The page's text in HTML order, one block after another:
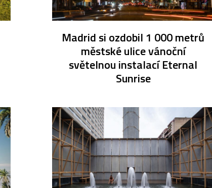
Madrid si ozdobil 1 000 metrů
městské ulice vánoční
světelnou instalací Eternal
Sunrise